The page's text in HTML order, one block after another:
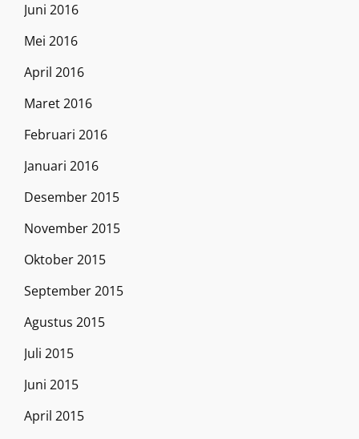
Juni 2016
Mei 2016
April 2016
Maret 2016
Februari 2016
Januari 2016
Desember 2015
November 2015
Oktober 2015
September 2015
Agustus 2015
Juli 2015
Juni 2015
April 2015